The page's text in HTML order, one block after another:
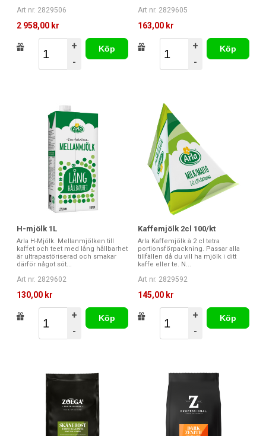
Art nr. 2829506
2 958,00 kr
+
-
Köp
Art nr. 2829605
163,00 kr
+
-
Köp
H-mjölk 1L
Arla H-Mjölk. Mellanmjölken till
kaffet och teet med lång hållbarhet
är ultrapastöriserad och smakar
därför något söt...
Art nr. 2829602
130,00 kr
+
-
Köp
Kaffemjölk 2cl 100/kt
Arla Kaffemjölk à 2 cl tetra
portionsförpackning. Passar alla
tillfällen då du vill ha mjölk i ditt
kaffe eller te. N...
Art nr. 2829592
145,00 kr
+
-
Köp